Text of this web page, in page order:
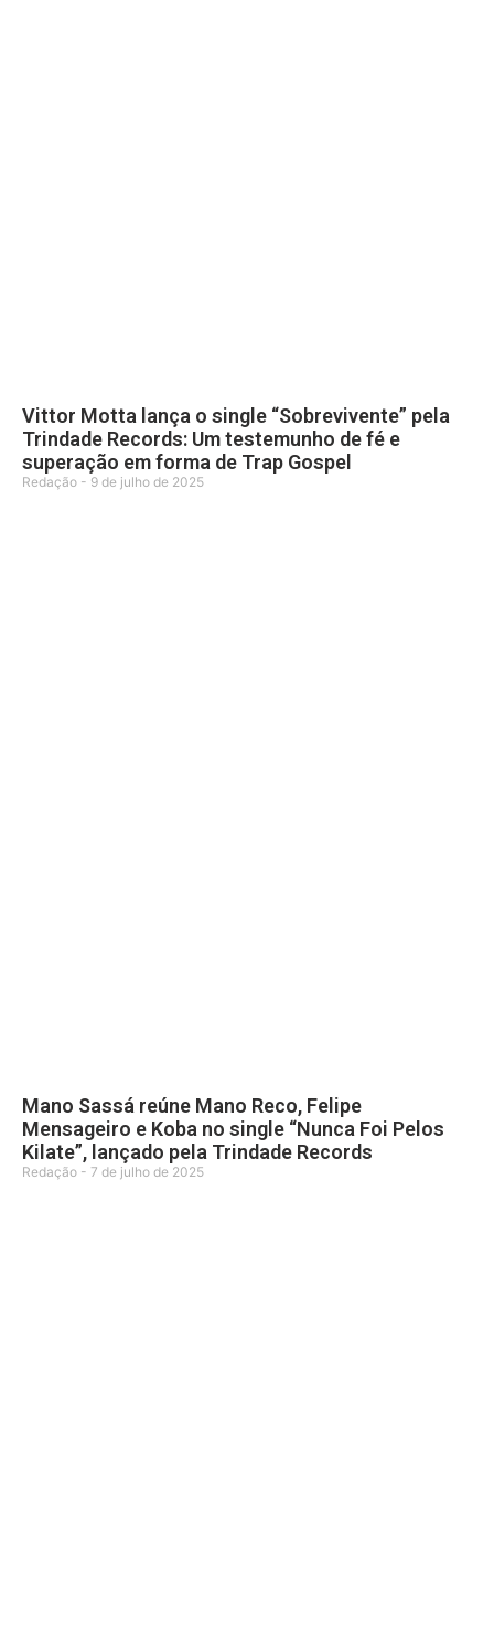
Vittor Motta lança o single “Sobrevivente” pela
Trindade Records: Um testemunho de fé e
superação em forma de Trap Gospel
Redação 9 de julho de 2025
Mano Sassá reúne Mano Reco, Felipe
Mensageiro e Koba no single “Nunca Foi Pelos
Kilate”, lançado pela Trindade Records
Redação 7 de julho de 2025